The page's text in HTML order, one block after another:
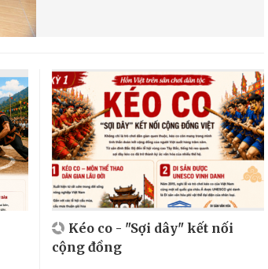
Kéo co - "Sợi dây" kết nối
cộng đồng